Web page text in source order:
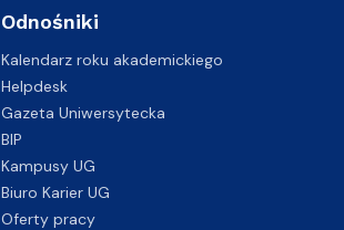
Odnośniki
Kalendarz roku akademickiego
Helpdesk
Gazeta Uniwersytecka
BIP
Kampusy UG
Biuro Karier UG
Oferty pracy